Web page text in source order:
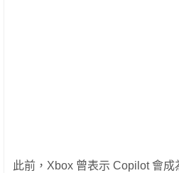
此前，Xbox 曾表示 Copilot 會成